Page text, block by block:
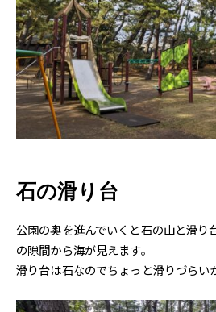
石の滑り台
公園の奥を進んでいくと石の山と滑り
の隙間から海が見えます。
滑り台は石なのでちょっと滑りづらい